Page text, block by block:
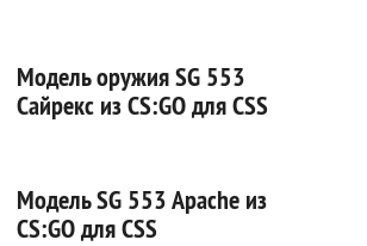
Модель оружия SG 553
Сайрекс из CS:GO для CSS
Модель SG 553 Apache из
CS:GO для CSS